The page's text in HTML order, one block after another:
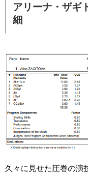
アリーナ・ザ
細
久々に見せた圧巻の演